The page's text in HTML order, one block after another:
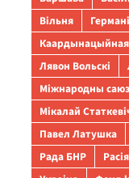
Вільня
Лявон Вольскі
Міжнародны саюз
Мікалай
Павел Латушка
Рада БНР
Расія